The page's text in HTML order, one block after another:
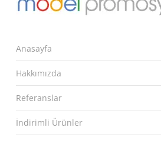
Anasayfa
Hakkımızda
Referanslar
İndirimli Ürünler